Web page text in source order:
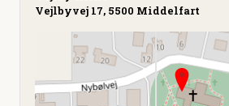
Vejlbyvej 17, 5500 Middelfart